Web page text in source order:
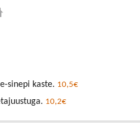
sinepi kaste. 10,5€
10,2€